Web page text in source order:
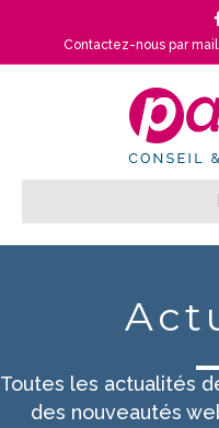
Contactez-nous par mail
Toutes les actualités
des nouveautés